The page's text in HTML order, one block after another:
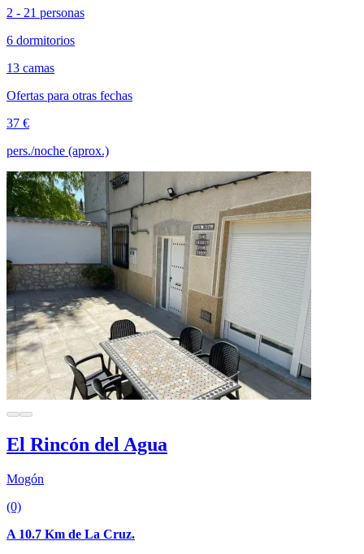
2 - 21 personas
6 dormitorios
13 camas
Ofertas para otras fechas
37 €
pers./noche (aprox.)
El Rincón del Agua
Mogón
(0)
A 10.7 Km de La Cruz.